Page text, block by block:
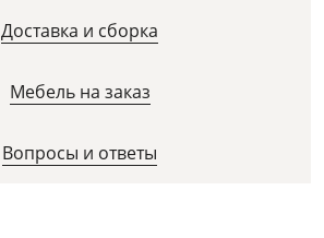
Доставка и сборка
Мебель на заказ
Вопросы и ответы